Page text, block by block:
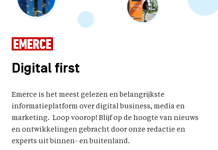
Digital first
Emerce is het meest gelezen en belangrijkste
informatieplatform over digital business, media en
marketing. Loop voorop! Blijf op de hoogte van nieuws
en ontwikkelingen gebracht door onze redactie en
experts uit binnen- en buitenland.